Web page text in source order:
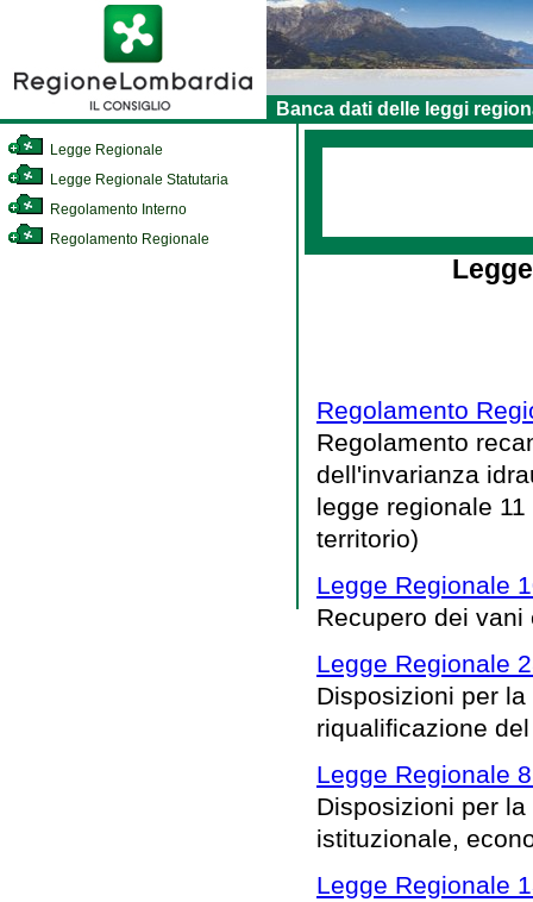
Banca dati delle leggi
Legge Regionale
Legge Regionale Statutaria
Regolamento Interno
Regolamento Regionale
Regolamento
Regolamento
dell'invarianza
legge regionale
territorio)
Legge Regionale
Recupero dei
Legge Regionale
Disposizioni per
riqualificazione
Legge Regionale
Disposizioni per
istituzionale,
Legge Regionale